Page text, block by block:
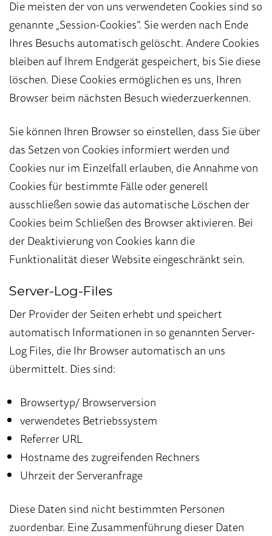
Die meisten der von uns verwendeten Cookies sind so
genannte „Session-Cookies“. Sie werden nach Ende
Ihres Besuchs automatisch gelöscht. Andere Cookies
bleiben auf Ihrem Endgerät gespeichert, bis Sie diese
löschen. Diese Cookies ermöglichen es uns, Ihren
Browser beim nächsten Besuch wiederzuerkennen.
Sie können Ihren Browser so einstellen, dass Sie über
das Setzen von Cookies informiert werden und
Cookies nur im Einzelfall erlauben, die Annahme von
Cookies für bestimmte Fälle oder generell
ausschließen sowie das automatische Löschen der
Cookies beim Schließen des Browser aktivieren. Bei
der Deaktivierung von Cookies kann die
Funktionalität dieser Website eingeschränkt sein.
Server-Log-Files
Der Provider der Seiten erhebt und speichert
automatisch Informationen in so genannten Server-
Log Files, die Ihr Browser automatisch an uns
übermittelt. Dies sind:
Browsertyp/ Browserversion
verwendetes Betriebssystem
Referrer URL
Hostname des zugreifenden Rechners
Uhrzeit der Serveranfrage
Diese Daten sind nicht bestimmten Personen
zuordenbar. Eine Zusammenführung dieser Daten